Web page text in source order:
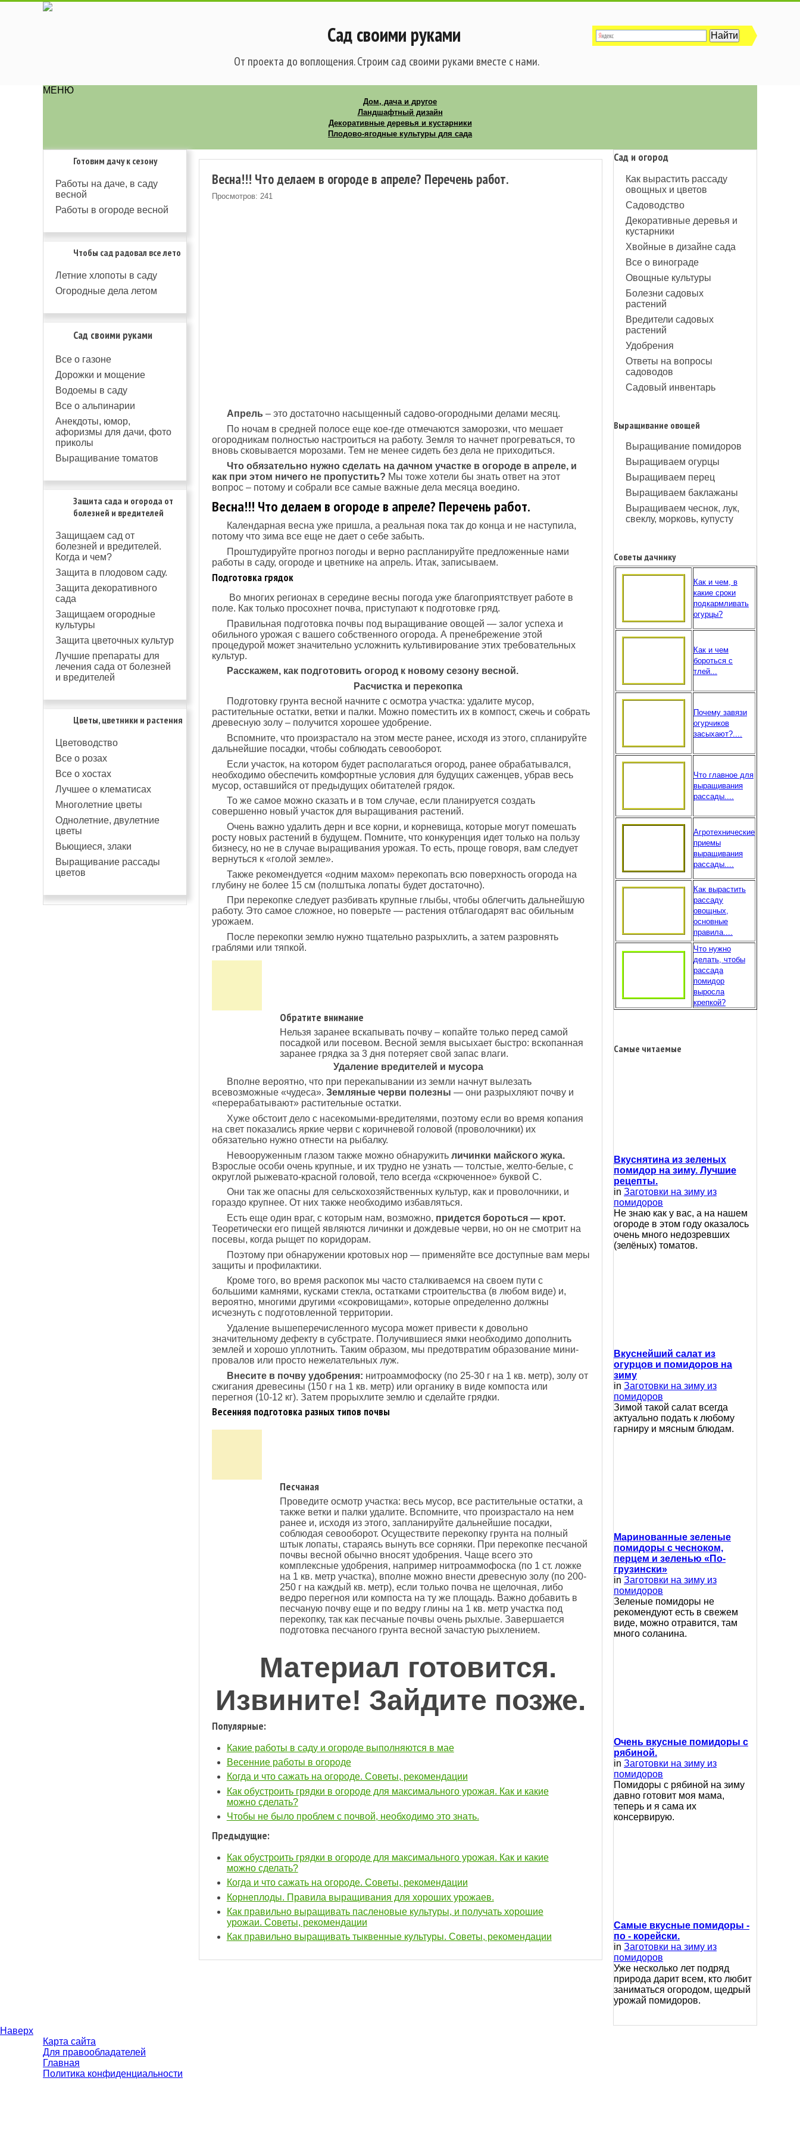
Сад своими руками
От проекта до воплощения. Строим сад своими руками вместе с нами.
МЕНЮ
Дом, дача и другое
Ландшафтный дизайн
Декоративные деревья и кустарники
Плодово-ягодные культуры для сада
Готовим дачу к сезону
Работы на даче, в саду
весной
Работы в огороде весной
Чтобы сад радовал все лето
Летние хлопоты в саду
Огородные дела летом
Сад своими руками
Все о газоне
Дорожки и мощение
Водоемы в саду
Все о альпинарии
Анекдоты, юмор,
афоризмы для дачи, фото
приколы
Выращивание томатов
Защита сада и огорода от
болезней и вредителей
Защищаем сад от
болезней и вредителей.
Когда и чем?
Защита в плодовом саду.
Защита декоративного
сада
Защищаем огородные
культуры
Защита цветочных культур
Лучшие препараты для
лечения сада от болезней
и вредителей
Цветы, цветники и растения
Цветоводство
Все о розах
Все о хостах
Лучшее о клематисах
Многолетние цветы
Однолетние, двулетние
цветы
Вьющиеся, злаки
Выращивание рассады
цветов
Весна!!! Что делаем в огороде в апреле? Перечень работ.
Просмотров: 241
Апрель – это достаточно насыщенный садово-огородными делами месяц.
По ночам в средней полосе еще кое-где отмечаются заморозки, что мешает
огородникам полностью настроиться на работу. Земля то начнет прогреваться, то
вновь сковывается морозами. Тем не менее сидеть без дела не приходиться.
Что обязательно нужно сделать на дачном участке в огороде в апреле, и
как при этом ничего не пропустить? Мы тоже хотели бы знать ответ на этот
вопрос – потому и собрали все самые важные дела месяца воедино.
Весна!!! Что делаем в огороде в апреле? Перечень работ.
Календарная весна уже пришла, а реальная пока так до конца и не наступила,
потому что зима все еще не дает о себе забыть.
Проштудируйте прогноз погоды и верно распланируйте предложенные нами
работы в саду, огороде и цветнике на апрель. Итак, записываем.
Подготовка грядок
Во многих регионах в середине весны погода уже благоприятствует работе в
поле. Как только просохнет почва, приступают к подготовке гряд.
Правильная подготовка почвы под выращивание овощей — залог успеха и
обильного урожая с вашего собственного огорода. А пренебрежение этой
процедурой может значительно усложнить культивирование этих требовательных
культур.
Расскажем, как подготовить огород к новому сезону весной.
Расчистка и перекопка
Подготовку грунта весной начните с осмотра участка: удалите мусор,
растительные остатки, ветки и палки. Можно поместить их в компост, сжечь и собрать
древесную золу – получится хорошее удобрение.
Вспомните, что произрастало на этом месте ранее, исходя из этого, спланируйте
дальнейшие посадки, чтобы соблюдать севооборот.
Если участок, на котором будет располагаться огород, ранее обрабатывался,
необходимо обеспечить комфортные условия для будущих саженцев, убрав весь
мусор, оставшийся от предыдущих обитателей грядок.
То же самое можно сказать и в том случае, если планируется создать
совершенно новый участок для выращивания растений.
Очень важно удалить дерн и все корни, и корневища, которые могут помешать
росту новых растений в будущем. Помните, что конкуренция идет только на пользу
бизнесу, но не в случае выращивания урожая. То есть, проще говоря, вам следует
вернуться к «голой земле».
Также рекомендуется «одним махом» перекопать всю поверхность огорода на
глубину не более 15 см (полштыка лопаты будет достаточно).
При перекопке следует разбивать крупные глыбы, чтобы облегчить дальнейшую
работу. Это самое сложное, но поверьте — растения отблагодарят вас обильным
урожаем.
После перекопки землю нужно тщательно разрыхлить, а затем разровнять
граблями или тяпкой.
Обратите внимание
Нельзя заранее вскапывать почву – копайте только перед самой
посадкой или посевом. Весной земля высыхает быстро: вскопанная
заранее грядка за 3 дня потеряет свой запас влаги.
Удаление вредителей и мусора
Вполне вероятно, что при перекапывании из земли начнут вылезать
всевозможные «чудеса». Земляные черви полезны — они разрыхляют почву и
«перерабатывают» растительные остатки.
Хуже обстоит дело с насекомыми-вредителями, поэтому если во время копания
на свет показались яркие черви с коричневой головой (проволочники) их
обязательно нужно отнести на рыбалку.
Невооруженным глазом также можно обнаружить личинки майского жука.
Взрослые особи очень крупные, и их трудно не узнать — толстые, желто-белые, с
округлой рыжевато-красной головой, тело всегда «скрюченное» буквой С.
Они так же опасны для сельскохозяйственных культур, как и проволочники, и
гораздо крупнее. От них также необходимо избавляться.
Есть еще один враг, с которым нам, возможно, придется бороться — крот.
Теоретически его пищей являются личинки и дождевые черви, но он не смотрит на
посевы, когда рыщет по коридорам.
Поэтому при обнаружении кротовых нор — применяйте все доступные вам меры
защиты и профилактики.
Кроме того, во время раскопок мы часто сталкиваемся на своем пути с
большими камнями, кусками стекла, остатками строительства (в любом виде) и,
вероятно, многими другими «сокровищами», которые определенно должны
исчезнуть с подготовленной территории.
Удаление вышеперечисленного мусора может привести к довольно
значительному дефекту в субстрате. Получившиеся ямки необходимо дополнить
землей и хорошо уплотнить. Таким образом, мы предотвратим образование мини-
провалов или просто нежелательных луж.
Внесите в почву удобрения: нитроаммофоску (по 25-30 г на 1 кв. метр), золу от
сжигания древесины (150 г на 1 кв. метр) или органику в виде компоста или
перегноя (10-12 кг). Затем прорыхлите землю и сделайте грядки.
Весенняя подготовка разных типов почвы
Песчаная
Проведите осмотр участка: весь мусор, все растительные остатки, а
также ветки и палки удалите. Вспомните, что произрастало на нем
ранее и, исходя из этого, запланируйте дальнейшие посадки,
соблюдая севооборот. Осуществите перекопку грунта на полный
штык лопаты, стараясь вынуть все сорняки. При перекопке песчаной
почвы весной обычно вносят удобрения. Чаще всего это
комплексные удобрения, например нитроаммофоска (по 1 ст. ложке
на 1 кв. метр участка), вполне можно внести древесную золу (по 200-
250 г на каждый кв. метр), если только почва не щелочная, либо
ведро перегноя или компоста на ту же площадь. Важно добавить в
песчаную почву еще и по ведру глины на 1 кв. метр участка под
перекопку, так как песчаные почвы очень рыхлые. Завершается
подготовка песчаного грунта весной зачастую рыхлением.
Материал готовится.
Извините! Зайдите позже.
Популярные:
Какие работы в саду и огороде выполняются в мае
Весенние работы в огороде
Когда и что сажать на огороде. Советы, рекомендации
Как обустроить грядки в огороде для максимального урожая. Как и какие
можно сделать?
Чтобы не было проблем с почвой, необходимо это знать.
Предыдущие:
Как обустроить грядки в огороде для максимального урожая. Как и какие
можно сделать?
Когда и что сажать на огороде. Советы, рекомендации
Корнеплоды. Правила выращивания для хороших урожаев.
Как правильно выращивать пасленовые культуры, и получать хорошие
урожаи. Советы, рекомендации
Как правильно выращивать тыквенные культуры. Советы, рекомендации
Сад и огород
Как вырастить рассаду
овощных и цветов
Садоводство
Декоративные деревья и
кустарники
Хвойные в дизайне сада
Все о винограде
Овощные культуры
Болезни садовых
растений
Вредители садовых
растений
Удобрения
Ответы на вопросы
садоводов
Садовый инвентарь
Выращивание овощей
Выращивание помидоров
Выращиваем огурцы
Выращиваем перец
Выращиваем баклажаны
Выращиваем чеснок, лук,
свеклу, морковь, купусту
Советы дачнику
Как и чем, в
какие сроки
подкармливать
огурцы?
Как и чем
бороться с
тлей...
Почему завязи
огурчиков
засыхают?....
Что главное для
выращивания
рассады....
Агротехнические
приемы
выращивания
рассады....
Как вырастить
рассаду
овощных,
основные
правила....
Что нужно
делать, чтобы
рассада
помидор
выросла
крепкой?
Самые читаемые
Вкуснятина из зеленых
помидор на зиму. Лучшие
рецепты.
in Заготовки на зиму из
помидоров
Не знаю как у вас, а на нашем
огороде в этом году оказалось
очень много недозревших
(зелёных) томатов.
Вкуснейший салат из
огурцов и помидоров на
зиму
in Заготовки на зиму из
помидоров
Зимой такой салат всегда
актуально подать к любому
гарниру и мясным блюдам.
Маринованные зеленые
помидоры с чесноком,
перцем и зеленью «По-
грузински»
in Заготовки на зиму из
помидоров
Зеленые помидоры не
рекомендуют есть в свежем
виде, можно отравится, там
много соланина.
Очень вкусные помидоры с
рябиной.
in Заготовки на зиму из
помидоров
Помидоры с рябиной на зиму
давно готовит моя мама,
теперь и я сама их
консервирую.
Самые вкусные помидоры -
по - корейски.
in Заготовки на зиму из
помидоров
Уже несколько лет подряд
природа дарит всем, кто любит
заниматься огородом, щедрый
урожай помидоров.
Наверх
Карта сайта
Для правообладателей
Главная
Политика конфиденциальности